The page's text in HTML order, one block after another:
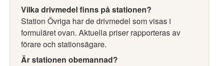
Vilka drivmedel finns på stationen?
Station Övriga har de drivmedel som visas i
formuläret ovan. Aktuella priser rapporteras av
förare och stationsägare.
Är stationen obemannad?